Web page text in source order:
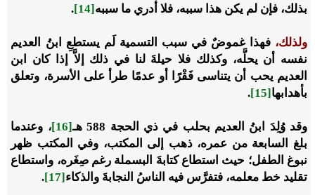
بذلك، فإن لم يكن هذا سببه، فلا أدري ما سببه [14]
.
ولذلك، فهذا غموضٌ في سبب التسمية لَم يستطعِ ابنُ العديم
نفسه أن يحلَّه، وكذلك فلا حيلةَ لنا في ذلك إلاَّ إذا كان ابن
العديم يحب أن يتناسى فَقْرًا أو عدمًا طرأ على الأسرة، وتعلق
بأهدابها [15]
.
وقد وُلِدَ ابنُ العديم بحلب في ذي الحجة 588 هـ [16]
، وعندما
بلغ السابعة من عمره، ذهب إلى المكتب، وفي المكتب ظهر
نبوغ الطفل؛ حيث استطاع كتابةَ البسملة رغم صِغَره، واستطاع
تقليد خط معلمه، فتفرَّس فيه الناسُ النجابةَ والذكاء [17]
.